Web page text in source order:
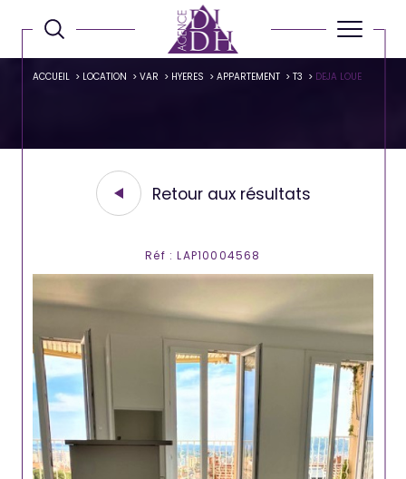
ACCUEIL LOCATION VAR HYERES APPARTEMENT T3 DEJA LOUE
Retour aux résultats
Réf : LAP10004568